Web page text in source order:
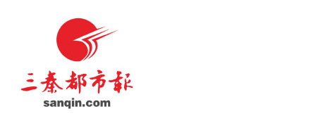
Metadata]